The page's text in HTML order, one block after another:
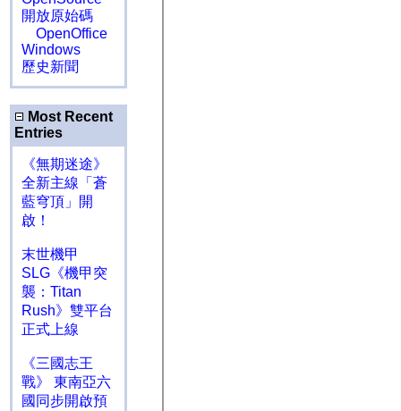
開放原始碼
OpenOffice
Windows
歷史新聞
Most Recent
Entries
《無期迷途》
全新主線「蒼
藍穹頂」開
啟！
末世機甲
SLG《機甲突
襲：Titan
Rush》雙平台
正式上線
《三國志王
戰》 東南亞六
國同步開啟預